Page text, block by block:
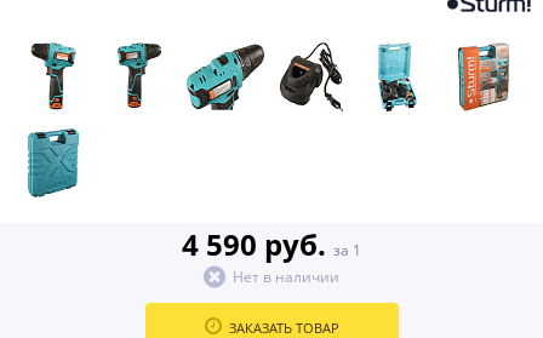
4 590 руб. за 1
Нет в наличии
ЗАКАЗАТЬ ТОВАР